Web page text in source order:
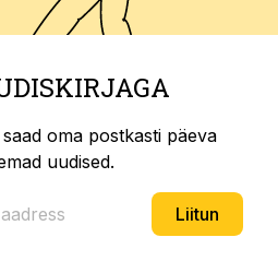
oma postkasti päeva
uudised.
Liitun